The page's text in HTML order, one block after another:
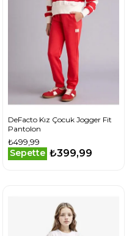
DeFacto Kız Çocuk Jogger Fit
Pantolon
₺499,99
Sepette ₺399,99